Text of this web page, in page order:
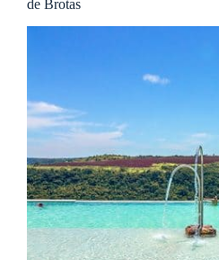
de Brotas